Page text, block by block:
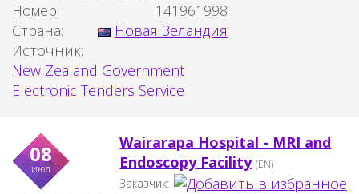
Номер:
141961998
Страна:
Новая Зеландия
Источник:
New Zealand Government
Electronic Tenders Service
08
июл
Wairarapa Hospital - MRI and
Endoscopy Facility (EN)
Заказчик: